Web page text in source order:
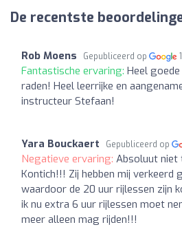
De recentste
Rob Moens Gepubliceerd op
Fantastische ervaring: Heel
raden! Heel leerrijke en
instructeur Stefaan!
Yara Bouckaert Gepubliceerd op
Negatieve ervaring: Absoluut niet
Kontich!!! Zij hebben mij verkeerd
waardoor de 20 uur rijlessen zijn
ik nu extra 6 uur rijlessen moet
meer alleen mag rijden!!!